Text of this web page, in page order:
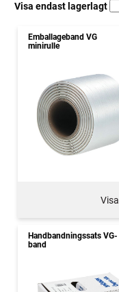
Visa endast lagerlagt
Emballageband VG
minirulle
Visa
Handbandningssats VG-
band